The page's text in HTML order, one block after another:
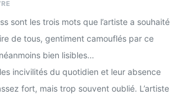
sont les trois mots que l’artiste a souhaité
de tous, gentiment camouflés par ce
bien lisibles…
incivilités du quotidien et leur absence
fort, mais trop souvent oublié. L’artiste